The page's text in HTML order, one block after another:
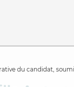
du candidat,